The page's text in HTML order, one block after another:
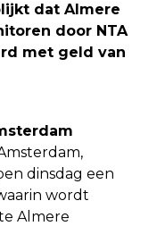
dat Almere
door NTA
met geld van
dinsdag een
wordt
Almere